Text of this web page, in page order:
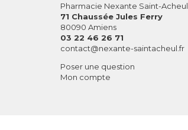
Pharmacie Nexante Saint-Acheul
71 Chaussée Jules Ferry
80090 Amiens
03 22 46 26 71
contact-
@-
nexante-saintacheul.fr
Poser une question
Mon compte